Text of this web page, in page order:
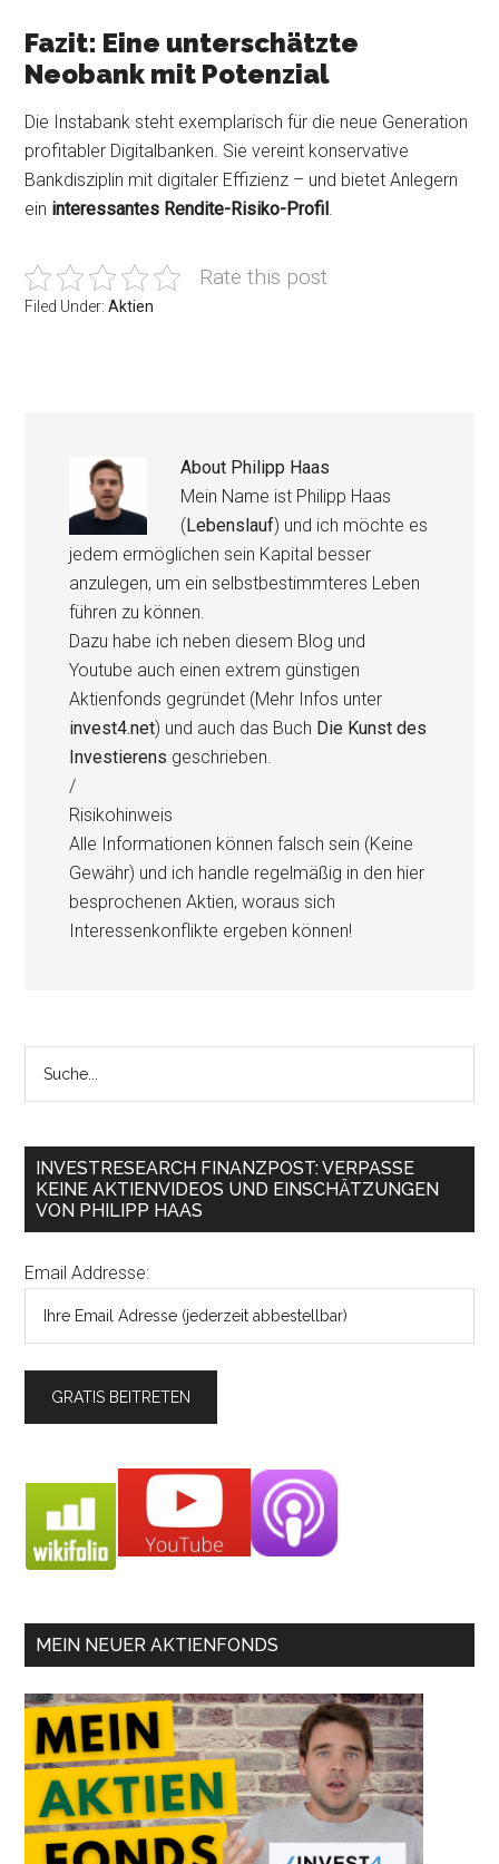
Fazit: Eine unterschätzte
Neobank mit Potenzial
Die Instabank steht exemplarisch für die neue Generation
profitabler Digitalbanken. Sie vereint konservative
Bankdisziplin mit digitaler Effizienz – und bietet Anlegern
ein interessantes Rendite-Risiko-Profil.
Rate this post
Filed Under:Aktien
About Philipp Haas
Mein Name ist Philipp Haas
(Lebenslauf) und ich möchte es
jedem ermöglichen sein Kapital besser
anzulegen, um ein selbstbestimmteres Leben
führen zu können.
Dazu habe ich neben diesem Blog und
Youtube auch einen extrem günstigen
Aktienfonds gegründet (Mehr Infos unter
invest4.net) und auch das Buch Die Kunst des
Investierens geschrieben.
/
Risikohinweis
Alle Informationen können falsch sein (Keine
Gewähr) und ich handle regelmäßig in den hier
besprochenen Aktien, woraus sich
Interessenkonflikte ergeben können!
INVESTRESEARCH FINANZPOST: VERPASSE
KEINE AKTIENVIDEOS UND EINSCHÄTZUNGEN
VON PHILIPP HAAS
Email Addresse:
MEIN NEUER AKTIENFONDS